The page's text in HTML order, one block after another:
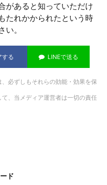
があると知っていただけ
たれかかられたという時
。
する LINEで送る
必ずしもそれらの効能・効果を保
、当メディア運営者は一切の責任
ド